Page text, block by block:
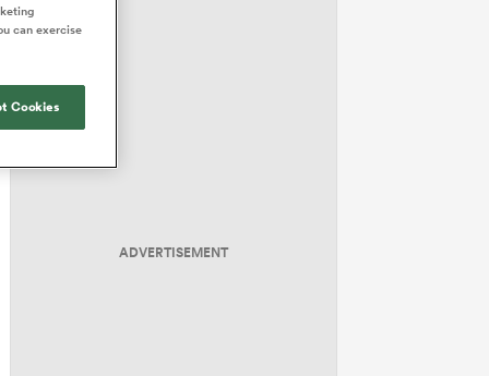
ADVERTISEMENT
can exercise
Cookies